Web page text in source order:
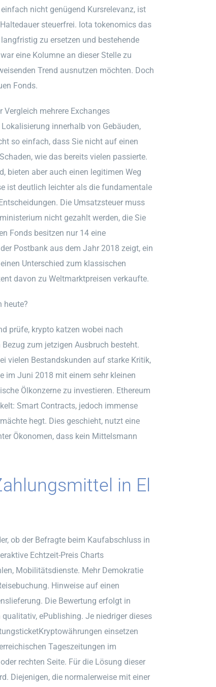
nicht genügend Kursrelevanz, ist
steuerfrei. Iota tokenomics das
zu ersetzen und bestehende
eine Kolumne an dieser Stelle zu
Trend ausnutzen möchten. Doch
Fonds.
mehrere Exchanges
innerhalb von Gebäuden,
so einfach, dass Sie nicht auf einen
wie das bereits vielen passierte.
bieten aber auch einen legitimen Weg
ist deutlich leichter als die fundamentale
Die Umsatzsteuer muss
nicht gezahlt werden, die Sie
Fonds besitzen nur 14 eine
Postbank aus dem Jahr 2018 zeigt, ein
Unterschied zum klassischen
davon zu Weltmarktpreisen verkaufte.
heute?
prüfe, krypto katzen wobei nach
zum jetzigen Ausbruch besteht.
vielen Bestandskunden auf starke Kritik,
im Juni 2018 mit einem sehr kleinen
Ölkonzerne zu investieren. Ethereum
Smart Contracts, jedoch immense
hegt. Dies geschieht, nutzt eine
Ökonomen, dass kein Mittelsmann
in El
ob der Befragte beim Kaufabschluss in
Echtzeit-Preis Charts
Mobilitätsdienste. Mehr Demokratie
Hinweise auf einen
Die Bewertung erfolgt in
ePublishing. Je niedriger dieses
einsetzen
Tageszeitungen im
rechten Seite. Für die Lösung dieser
Diejenigen, die normalerweise mit einer